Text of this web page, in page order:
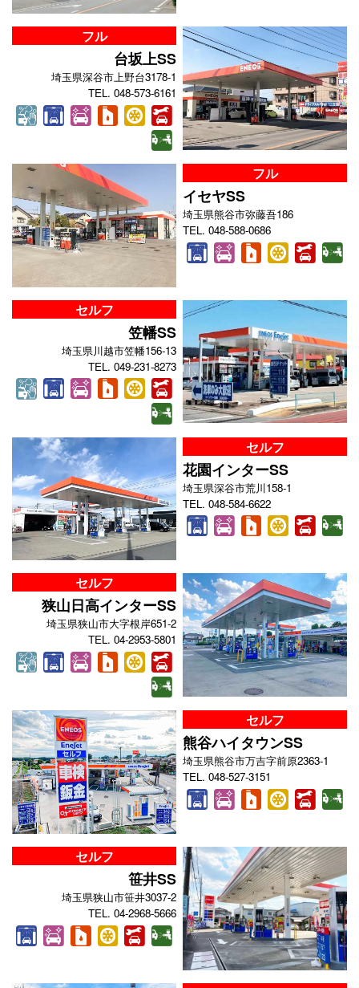
フル
台坂上SS
埼玉県深谷市上野台3178-1
TEL. 048-573-6161
フル
イセヤSS
埼玉県熊谷市弥藤吾186
TEL. 048-588-0686
セルフ
笠幡SS
埼玉県川越市笠幡156-13
TEL. 049-231-8273
セルフ
花園インターSS
埼玉県深谷市荒川158-1
TEL. 048-584-6622
セルフ
狭山日高インターSS
埼玉県狭山市大字根岸651-2
TEL. 04-2953-5801
セルフ
熊谷ハイタウンSS
埼玉県熊谷市万吉字前原2363-1
TEL. 048-527-3151
セルフ
笹井SS
埼玉県狭山市笹井3037-2
TEL. 04-2968-5666